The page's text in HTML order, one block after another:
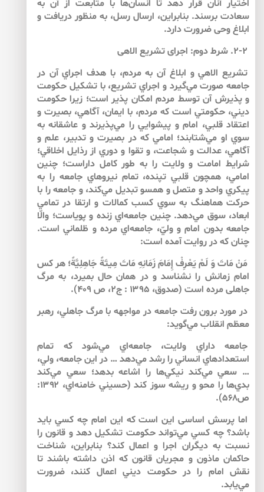
اختيار آنان قرار دهد تا انسان‌‌ها با متابعت از آن به
سعادت برسند. بنابراين، ارسال رسل، به منظور دريافت و
ابلاغ وحى ضرورت دارد.
۲-۲. شرط دوم: اجراى تشريع الاهى
تشريع الاهي و ابلاغ آن به مردم، با هدف اجراي آن در
جامعه صورت مي‌‌گيرد و اجراي تشريع، با تشكيل حكومت
و پذيرش آن توسط مردم امكان پذير است؛ زيرا حكومت
ديني، حكومتي است كه مردم، با ايمان، آگاهي، بصيرت و
اعتقاد قلبي، امام و پيشوايي را مي‌‌پذيرند و عاشقانه به
سوي او مي‌‌شتابند؛ امامي كه در بصيرت و تدبير، علم و
آگاهي، عدالت و شجاعت، و تقوا و دوري از رذايل اخلاقي؛
شرايط امامت و ولايت را به طور كامل داراست؛ چنين
امامي، همچون قلبي تپنده، تمام نيروهاي جامعه را به
پيكري واحد و متصل و همسو تبديل مي‌‌كند، و جامعه را با
حركت هماهنگ به سوي كسب كمالات و ارتقا در تمامي
ابعاد، سوق مي‌‌دهد. چنين جامعه‌‌اي زنده و پوياست؛ والّا
جامعه بدون امام و وليّ، جامعه‌‌اي مرده و ظلماني است.
چنان كه در روايت آمده است:
مَنْ‏ مَاتَ‏ وَ لَمْ يَعْرِفْ إِمَامَ‏ زَمَانِهِ‏ مَاتَ مِيتَةً جَاهِلِيَّةً؛ هر كس
امام زمانش را نشناسد و در همان حال بميرد، به مرگ
جاهلى مرده است (صدوق، ۱۳۹۵ : ج۲، ص ۴۰۹).‏
در مورد برون رفت جامعه در مواجهه با مرگ جاهلي، رهبر
معظم انقلاب مي‌‌گويد:
جامعه داراي ولايت، جامعه‌‌اي مي‌‌شود كه تمام
استعدادهاي انساني را رشد مي‌‌دهد … در اين جامعه، ولي،
… سعي مي‌كند نيكي‌‌ها را اشاعه بدهد؛ سعي مي‌‌كند
بدي‌‌ها را محو و ريشه سوز كند (حسيني خامنه‌‌اي، ۱۳۹۲:
ص۵۶۸).
اما پرسش اساسى اين است كه اين امام چه كسي بايد
باشد؟ چه كسي مي‌‌تواند حكومت تشكيل دهد و قانون را
نسبت به ديگران اجرا و اعمال كند؟ بنابراين، شناخت
حاكمان ماذون و مجريان قانون كه اذن داشته باشند تا
نقش امام را در حكومت ديني اعمال كنند، ضرورت
مي‌‌يابد.